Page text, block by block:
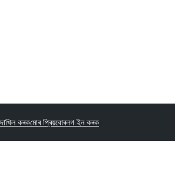
কৰকমোৰ প্ৰিয়বোৰলগ ইন কৰক